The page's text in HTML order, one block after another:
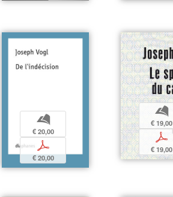
b
€ 20,00
p
€ 20,00
b
€ 19,00
p
€ 19,00